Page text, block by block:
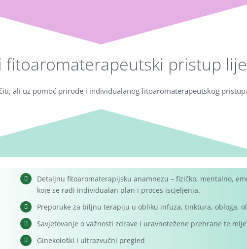
fitoaromaterapeutski pristup
ali uz pomoć prirode i individualanog fitoaromaterapeutskog
Detaljnu fitoaromaterapijsku anamnezu – fizičko, mentalno,
koje se radi individualan plan i proces iscjeljenja.
Preporuke za biljnu terapiju u obliku infuza, tinktura, obloga,
Savjetovanje o važnosti zdrave i uravnotežene prehrane te
Ginekološki i ultrazvučni pregled